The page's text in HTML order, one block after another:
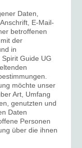
Daten,
E-Mail-
betroffenen
der
in
Guide UG
möchte unser
Art, Umfang
genutzten und
Daten
Personen
über die ihnen